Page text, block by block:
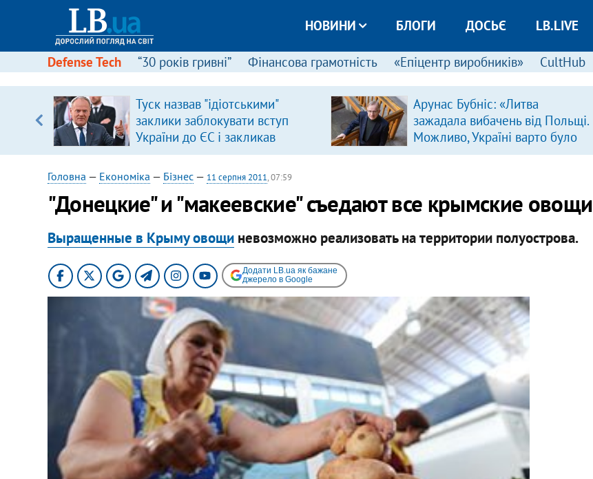
НОВИНИ БЛОГИ ДОСЬЄ LB.LIVE
Defense Tech “30 років гривні” Фінансова грамотність «Епіцентр виробників» CultHub
Туск назвав "ідіотськими"
заклики заблокувати вступ
України до ЄС і закликав
припинити антиукраїнську
риторику
Арунас Бубніс: «Литва
зажадала вибачень від Польщі.
Можливо, Україні варто було
зробити так само»
Головна — Економіка — Бізнес— 11 серпня 2011, 07:59
"Донецкие" и "макеевские" съедают все крымские овощи
Выращенные в Крыму овощиневозможно реализовать на территории полуострова.
Додати LB.ua як бажане
джерело в Google